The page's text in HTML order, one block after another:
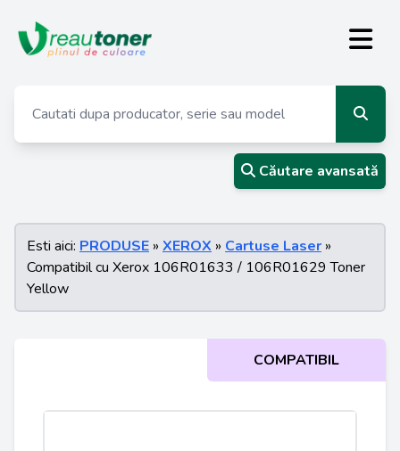
Căutare avansată
Esti aici: PRODUSE » XEROX » Cartuse Laser »
Compatibil cu Xerox 106R01633 / 106R01629 Toner
Yellow
COMPATIBIL